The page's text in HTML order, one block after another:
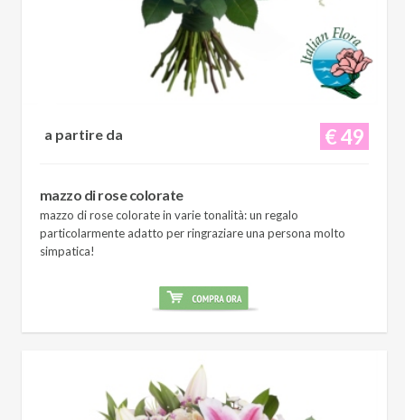
€ 49
a partire da
mazzo di rose colorate
mazzo di rose colorate in varie tonalità: un regalo
particolarmente adatto per ringraziare una persona molto
simpatica!